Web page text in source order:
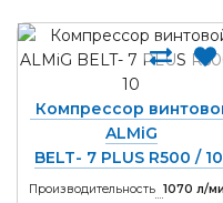
Компрессор
ALMiG
BELT- 7 PLUS R500 / 10
Производительность 1070 л/